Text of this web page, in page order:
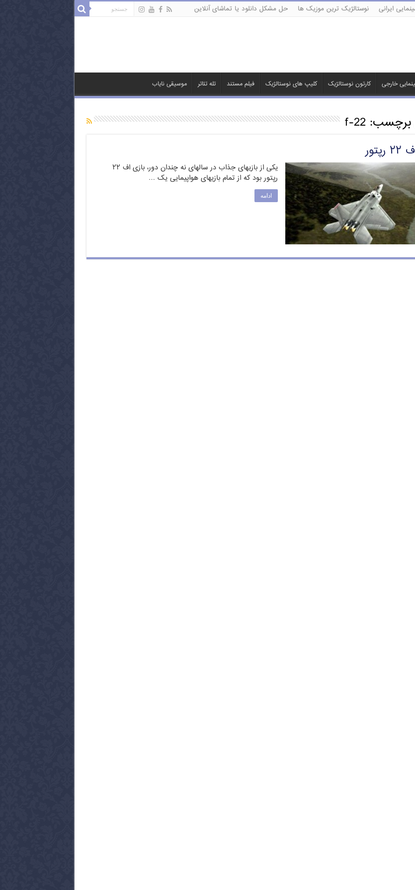
ایرانی نوستالژیک ترین موزیک ها حل مشکل دانلود یا تماشای آنلاین
خارجی کارتون نوستالژیک کلیپ های نوستالژیک فیلم مستند تله تئاتر موسیقی نایاب
برچسب: f-22
یکی از بازیهای جذاب در سالهای نه چندان دور، بازی اف ۲۲
رپتور بود که از تمام بازیهای هواپیمایی یک …
ادامه